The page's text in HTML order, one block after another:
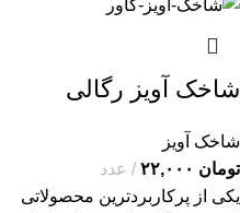
شاخک آویز رگالی
شاخک آویز
تومان
عدد
یکی از پرکاربردترین محصولاتی